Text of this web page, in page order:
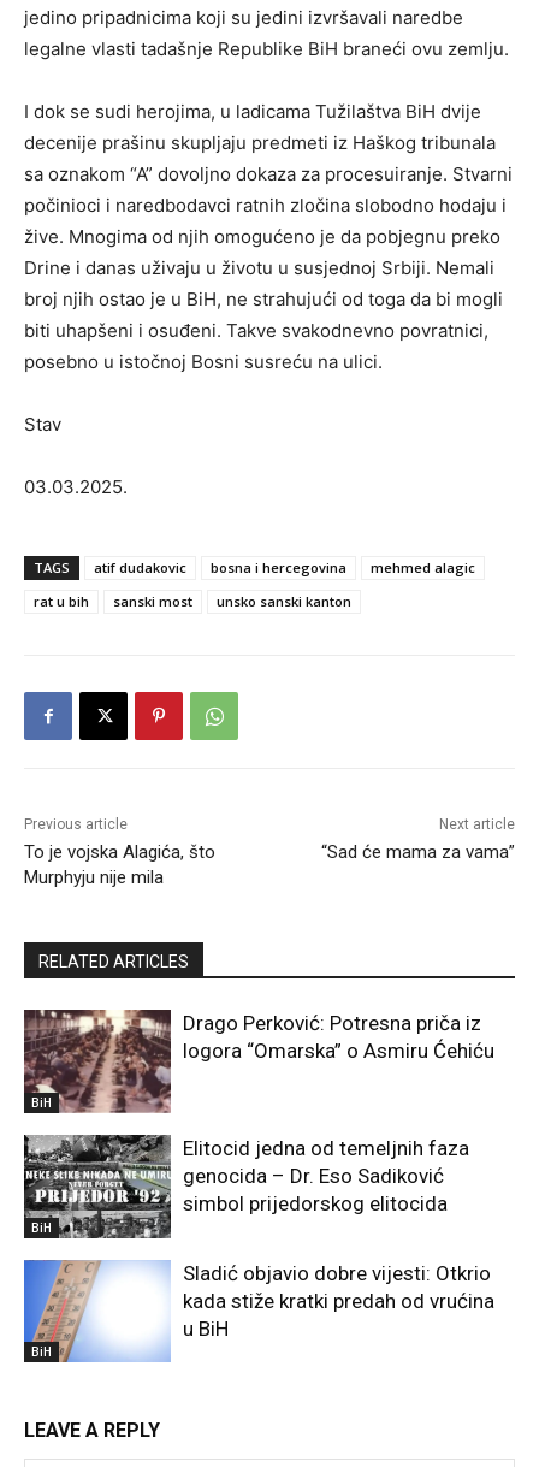
jedino pripadnicima koji su jedini izvršavali naredbe
legalne vlasti tadašnje Republike BiH braneći ovu zemlju.
I dok se sudi herojima, u ladicama Tužilaštva BiH dvije
decenije prašinu skupljaju predmeti iz Haškog tribunala
sa oznakom “A” dovoljno dokaza za procesuiranje. Stvarni
počinioci i naredbodavci ratnih zločina slobodno hodaju i
žive. Mnogima od njih omogućeno je da pobjegnu preko
Drine i danas uživaju u životu u susjednoj Srbiji. Nemali
broj njih ostao je u BiH, ne strahujući od toga da bi mogli
biti uhapšeni i osuđeni. Takve svakodnevno povratnici,
posebno u istočnoj Bosni susreću na ulici.
Stav
03.03.2025.
TAGS atif dudakovic bosna i hercegovina
mehmed alagic
rat u bih
sanski most unsko sanski kanton
Previous article
To je vojska Alagića, što
Murphyju nije mila
Next article
“Sad će mama za vama”
RELATED ARTICLES
BiH
Drago Perković: Potresna priča iz
logora “Omarska” o Asmiru Ćehiću
BiH
Elitocid jedna od temeljnih faza
genocida – Dr. Eso Sadiković
simbol prijedorskog elitocida
BiH
Sladić objavio dobre vijesti: Otkrio
kada stiže kratki predah od vrućina
u BiH
LEAVE A REPLY